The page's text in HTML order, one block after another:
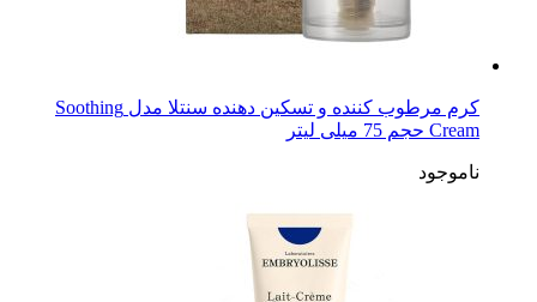
کرم مرطوب کننده و تسکین دهنده سنتلا مدل Soothing
Cream حجم 75 میلی لیتر
ناموجود